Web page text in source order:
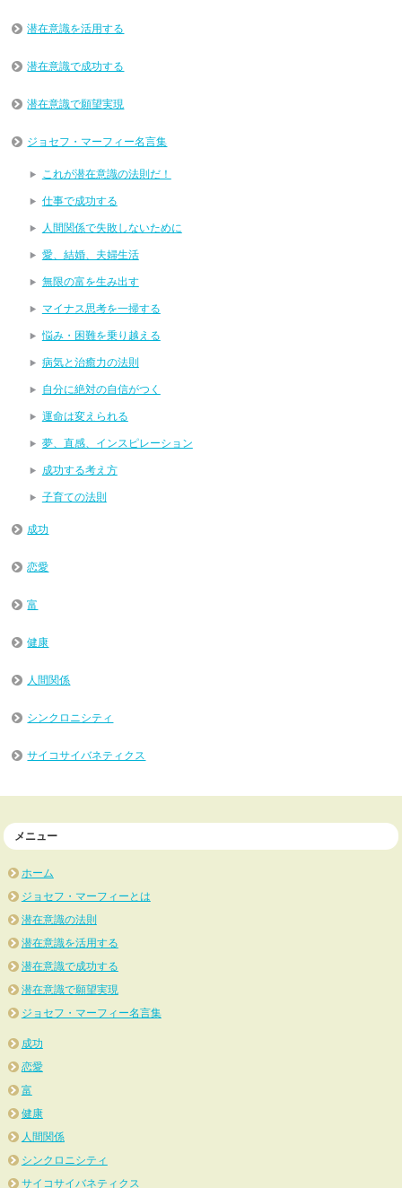
潜在意識を活用する
潜在意識で成功する
潜在意識で願望実現
ジョセフ・マーフィー名言集
これが潜在意識の法則だ！
仕事で成功する
人間関係で失敗しないために
愛、結婚、夫婦生活
無限の富を生み出す
マイナス思考を一掃する
悩み・困難を乗り越える
病気と治癒力の法則
自分に絶対の自信がつく
運命は変えられる
夢、直感、インスピレーション
成功する考え方
子育ての法則
成功
恋愛
富
健康
人間関係
シンクロニシティ
サイコサイバネティクス
メニュー
ホーム
ジョセフ・マーフィーとは
潜在意識の法則
潜在意識を活用する
潜在意識で成功する
潜在意識で願望実現
ジョセフ・マーフィー名言集
成功
恋愛
富
健康
人間関係
シンクロニシティ
サイコサイバネティクス